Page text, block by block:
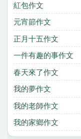
紅包作文
元宵節作文
正月十五作文
一件有趣的事作文
春天來了作文
我的夢作文
我的老師作文
我的家鄉作文